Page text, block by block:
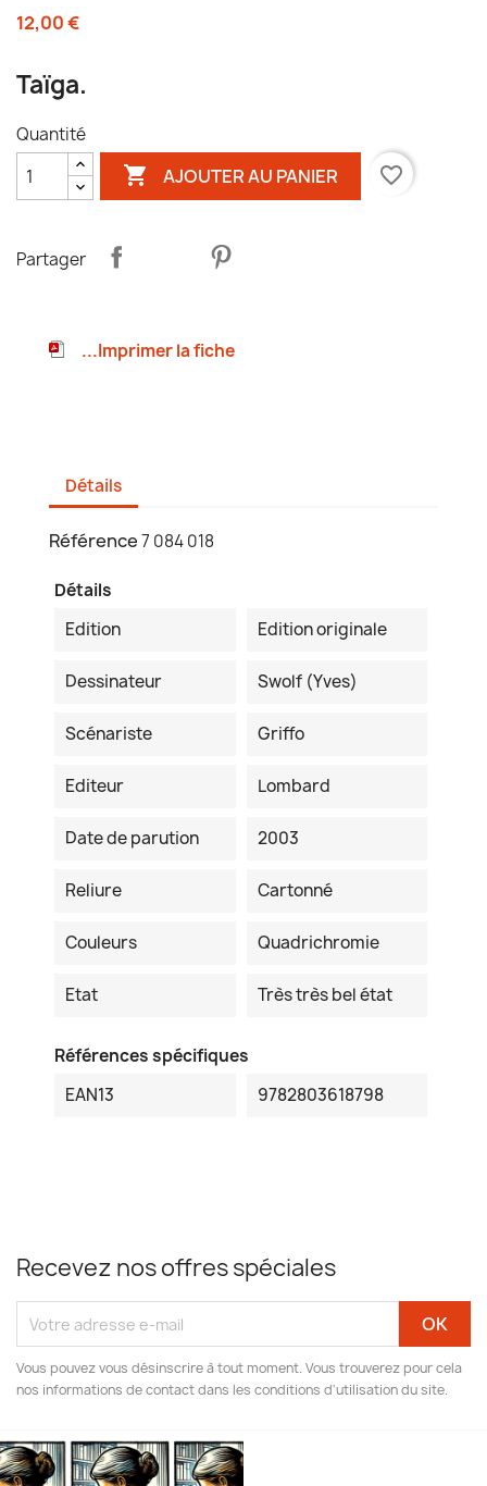
12,00 €
Taïga.
Quantité
 AJOUTER AU PANIER favorite_border
Partager
...Imprimer la fiche
Détails
Référence7 084 018
Détails
Edition
Edition originale
Dessinateur Swolf (Yves)
Scénariste Griffo
Editeur Lombard
Date de parution 2003
Reliure Cartonné
Couleurs Quadrichromie
Etat Très très bel état
Références spécifiques
EAN13
9782803618798
Recevez nos offres spéciales
Vous pouvez vous désinscrire à tout moment. Vous trouverez pour cela
nos informations de contact dans les conditions d'utilisation du site.